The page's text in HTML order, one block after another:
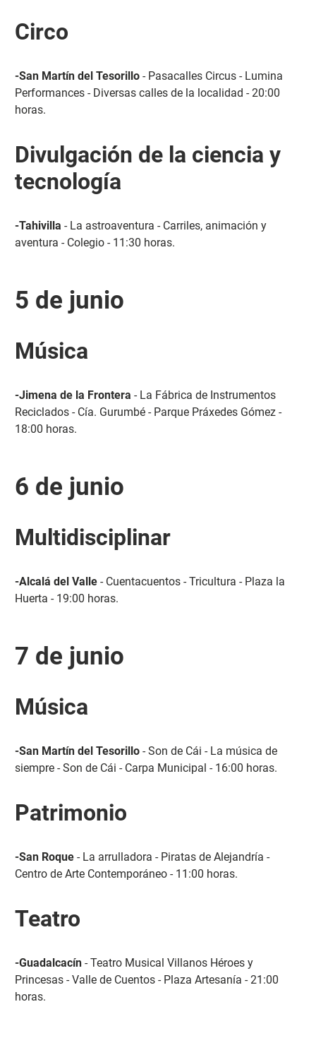
Circo
-San Martín del Tesorillo- Pasacalles Circus - Lumina
Performances - Diversas calles de la localidad - 20:00
horas.
Divulgación de la ciencia y
tecnología
-Tahivilla - La astroaventura - Carriles, animación y
aventura - Colegio - 11:30 horas.
5 de junio
Música
-Jimena de la Frontera - La Fábrica de Instrumentos
Reciclados - Cía. Gurumbé - Parque Práxedes Gómez -
18:00 horas.
6 de junio
Multidisciplinar
-Alcalá del Valle- Cuentacuentos - Tricultura - Plaza la
Huerta - 19:00 horas.
7 de junio
Música
-San Martín del Tesorillo- Son de Cái - La música de
siempre - Son de Cái - Carpa Municipal - 16:00 horas.
Patrimonio
-San Roque- La arrulladora - Piratas de Alejandría -
Centro de Arte Contemporáneo - 11:00 horas.
Teatro
-Guadalcacín- Teatro Musical Villanos Héroes y
Princesas - Valle de Cuentos - Plaza Artesanía - 21:00
horas.